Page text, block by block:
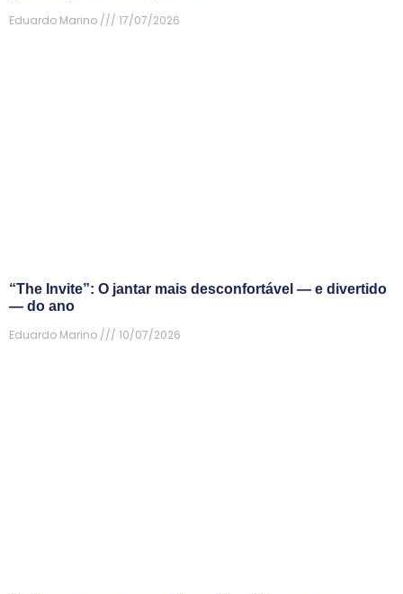
Eduardo Marino
17/07/2026
“The Invite”: O jantar mais desconfortável — e divertido
— do ano
Eduardo Marino
10/07/2026